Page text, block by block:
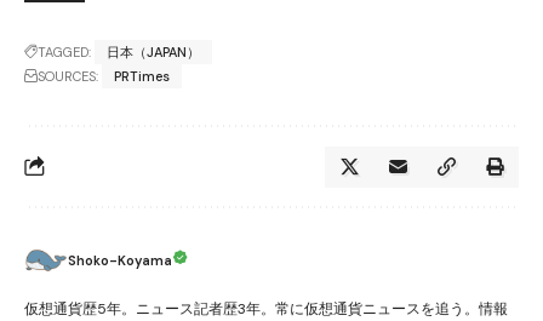
TAGGED:
日本（JAPAN）
SOURCES:
PRTimes
Shoko-Koyama
仮想通貨歴5年。ニュース記者歴3年。常に仮想通貨ニュースを追う。情報